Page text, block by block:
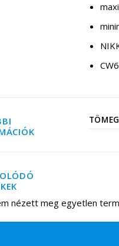
TÖMEG
nézett meg egyetlen